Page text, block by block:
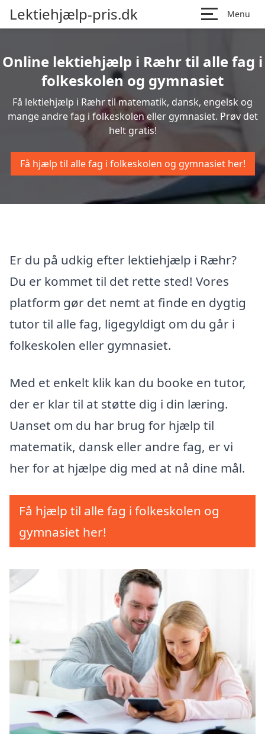
Lektiehjælp-pris.dk Menu
Online lektiehjælp i Ræhr til alle fag i
folkeskolen og gymnasiet
Få lektiehjælp i Ræhr til matematik, dansk, engelsk og
mange andre fag i folkeskolen eller gymnasiet. Prøv det
helt gratis!
Få hjælp til alle fag i folkeskolen og gymnasiet her!
Er du på udkig efter lektiehjælp i Ræhr?
Du er kommet til det rette sted! Vores
platform gør det nemt at finde en dygtig
tutor til alle fag, ligegyldigt om du går i
folkeskolen eller gymnasiet.
Med et enkelt klik kan du booke en tutor,
der er klar til at støtte dig i din læring.
Uanset om du har brug for hjælp til
matematik, dansk eller andre fag, er vi
her for at hjælpe dig med at nå dine mål.
Få hjælp til alle fag i folkeskolen og
gymnasiet her!